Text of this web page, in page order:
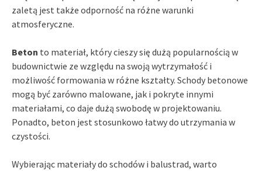
zaletą jest także odporność na różne warunki
atmosferyczne.
Beton to materiał, który cieszy się dużą popularnością w
budownictwie ze względu na swoją wytrzymałość i
możliwość formowania w różne kształty. Schody betonowe
mogą być zarówno malowane, jak i pokryte innymi
materiałami, co daje dużą swobodę w projektowaniu.
Ponadto, beton jest stosunkowo łatwy do utrzymania w
czystości.
Wybierając materiały do schodów i balustrad, warto